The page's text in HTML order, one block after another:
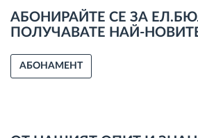
АБОНИРАЙТЕ СЕ ЗА
ПОЛУЧАВАТЕ НАЙ-
АБОНАМЕНТ